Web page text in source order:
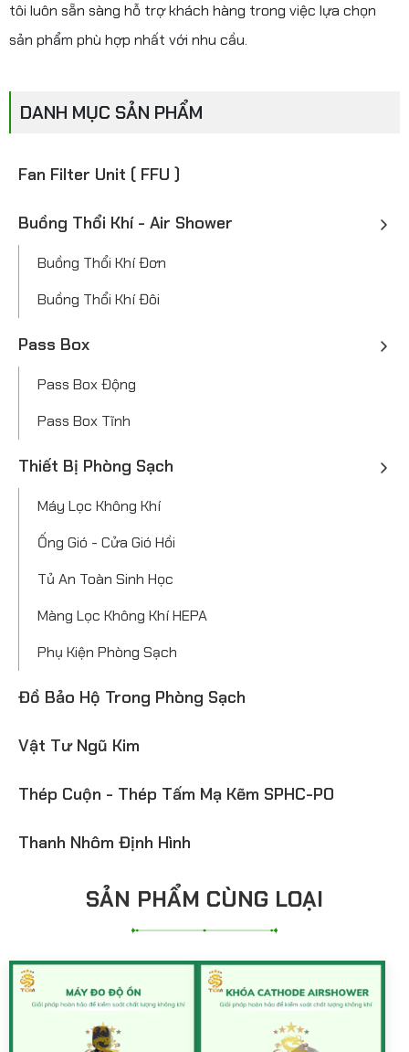
tôi luôn sẵn sàng hỗ trợ khách hàng trong việc lựa chọn
sản phẩm phù hợp nhất với nhu cầu.
DANH MỤC SẢN PHẨM
Fan Filter Unit ( FFU )
Buồng Thổi Khí - Air Shower
Buồng Thổi Khí Đơn
Buồng Thổi Khí Đôi
Pass Box
Pass Box Động
Pass Box Tĩnh
Thiết Bị Phòng Sạch
Máy Lọc Không Khí
Ống Gió - Cửa Gió Hồi
Tủ An Toàn Sinh Học
Màng Lọc Không Khí HEPA
Phụ Kiện Phòng Sạch
Đồ Bảo Hộ Trong Phòng Sạch
Vật Tư Ngũ Kim
Thép Cuộn - Thép Tấm Mạ Kẽm SPHC-PO
Thanh Nhôm Định Hình
SẢN PHẨM CÙNG LOẠI